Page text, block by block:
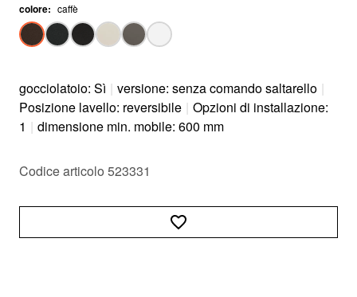
colore: caffè
gocciolatoio: Sì | versione: senza comando saltarello |
Posizione lavello: reversibile | Opzioni di installazione:
1 | dimensione min. mobile: 600 mm
Codice articolo 523331